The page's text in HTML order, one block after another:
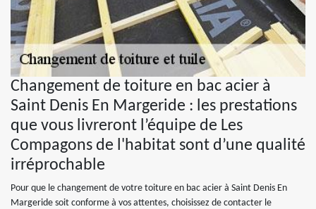
Changement de toiture en bac acier à
Saint Denis En Margeride : les prestations
que vous livreront l’équipe de Les
Compagons de l'habitat sont d’une qualité
irréprochable
Pour que le changement de votre toiture en bac acier à Saint Denis En
Margeride soit conforme à vos attentes, choisissez de contacter le